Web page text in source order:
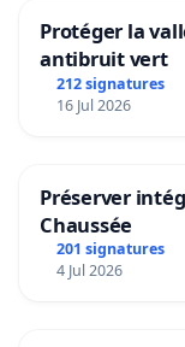
Protéger la
antibruit vert
212 signatures
16 Jul 2026
Préserver
Chaussée
201 signatures
4 Jul 2026